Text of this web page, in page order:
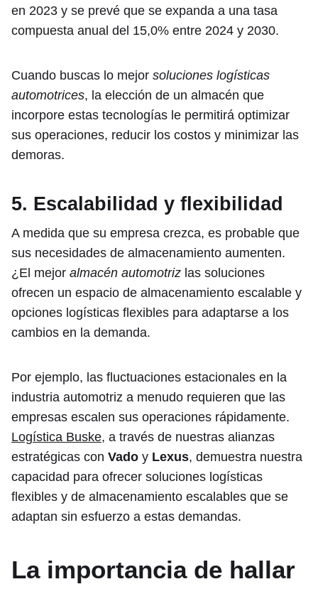
en 2023 y se prevé que se expanda a una tasa
compuesta anual del 15,0% entre 2024 y 2030.
Cuando buscas lo mejor soluciones logísticas
automotrices, la elección de un almacén que
incorpore estas tecnologías le permitirá optimizar
sus operaciones, reducir los costos y minimizar las
demoras.
5. Escalabilidad y flexibilidad
A medida que su empresa crezca, es probable que
sus necesidades de almacenamiento aumenten.
¿El mejor almacén automotriz las soluciones
ofrecen un espacio de almacenamiento escalable y
opciones logísticas flexibles para adaptarse a los
cambios en la demanda.
Por ejemplo, las fluctuaciones estacionales en la
industria automotriz a menudo requieren que las
empresas escalen sus operaciones rápidamente.
Logística Buske, a través de nuestras alianzas
estratégicas con Vado y Lexus, demuestra nuestra
capacidad para ofrecer soluciones logísticas
flexibles y de almacenamiento escalables que se
adaptan sin esfuerzo a estas demandas.
La importancia de hallar